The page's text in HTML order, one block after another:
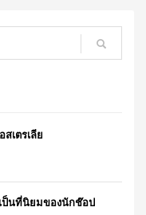
เตรเลีย
ป็นที่นิยมของนักช๊อป